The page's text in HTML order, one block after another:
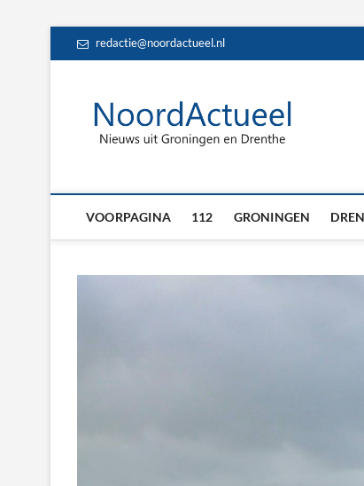
redactie@noordactueel.nl
VOORPAGINA 112 GRONINGEN